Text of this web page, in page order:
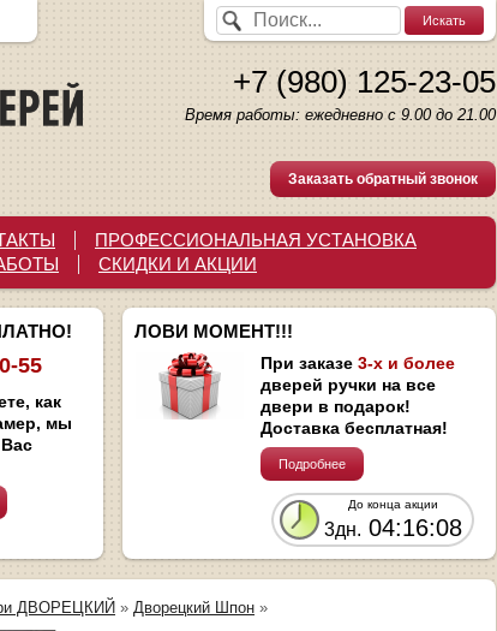
+7 (980) 125-23-05
Время работы: ежедневно с 9.00 до 21.00
Заказать обратный звонок
ПРОФЕССИОНАЛЬНАЯ УСТАНОВКА
СКИДКИ И АКЦИИ
55
как
мы
ЛОВИ МОМЕНТ!!!
При заказе 3-х и более
дверей ручки на все
двери в подарок!
Доставка бесплатная!
Подробнее
До конца акции
3дн. 04:16:07
ДВОРЕЦКИЙ » Дворецкий Шпон »